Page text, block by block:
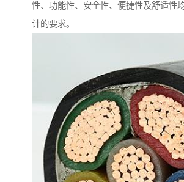
性、功能性、安全性、便捷性及舒适性
计的要求。